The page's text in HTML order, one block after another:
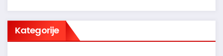
Kategorije